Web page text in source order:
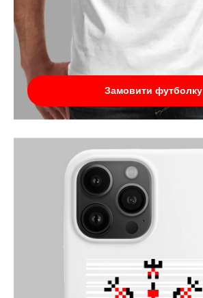
Замовити футболку